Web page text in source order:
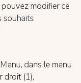
modifier ce
souhaits
dans le menu
droit (1),